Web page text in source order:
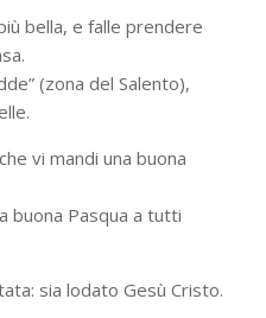
bella, e falle prendere
(zona del Salento),
vi mandi una buona
buona Pasqua a tutti
sia lodato Gesù Cristo.